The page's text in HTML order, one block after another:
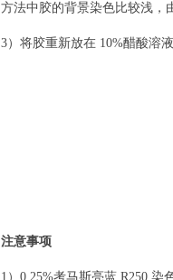
方法中胶的背景染色比较浅，
3）将胶重新放在 10%醋酸溶
注意事项
1 ） 0.25%考马斯亮蓝 R250 染